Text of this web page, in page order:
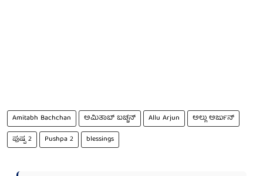
Amitabh Bachchan ಅಮಿತಾಬ್ ಬಚ್ಚನ್ Allu Arjun
ಅಲ್ಲು ಅರ್ಜುನ್
ಪುಷ್ಪ 2
Pushpa 2 blessings